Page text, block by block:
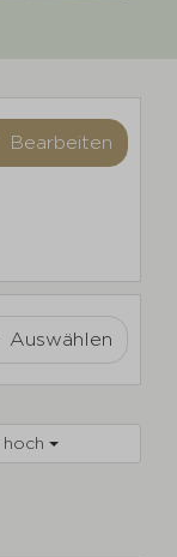
Bearbeiten
Auswählen
hoch